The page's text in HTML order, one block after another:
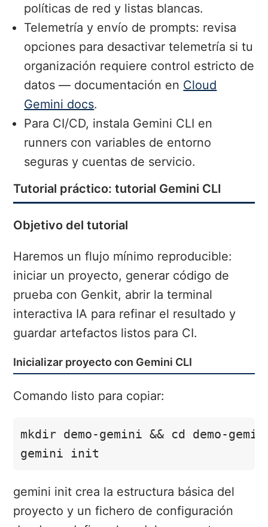
políticas de red y listas blancas.
Telemetría y envío de prompts: revisa
opciones para desactivar telemetría si tu
organización requiere control estricto de
datos — documentación en Cloud
Gemini docs.
Para CI/CD, instala Gemini CLI en
runners con variables de entorno
seguras y cuentas de servicio.
Tutorial práctico: tutorial Gemini CLI
Objetivo del tutorial
Haremos un flujo mínimo reproducible:
iniciar un proyecto, generar código de
prueba con Genkit, abrir la terminal
interactiva IA para refinar el resultado y
guardar artefactos listos para CI.
Inicializar proyecto con Gemini CLI
Comando listo para copiar:
mkdir demo-gemini && cd demo-
gemini init
gemini init crea la estructura básica del
proyecto y un fichero de configuración